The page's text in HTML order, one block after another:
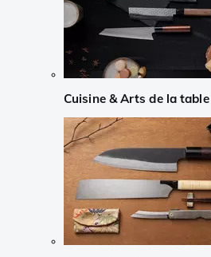
Cuisine & Arts de la table